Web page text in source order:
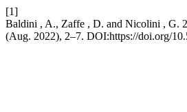
[1]
Baldini , A., Zaffe , D. and Nicolini , G.
(Aug. 2022), 2–7. DOI:https://doi.org/